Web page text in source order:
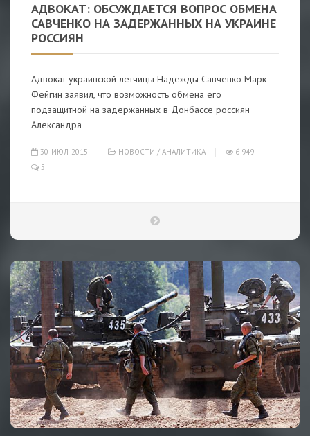
АДВОКАТ: ОБСУЖДАЕТСЯ ВОПРОС ОБМЕНА
САВЧЕНКО НА ЗАДЕРЖАННЫХ НА УКРАИНЕ
РОССИЯН
Адвокат украинской летчицы Надежды Савченко Марк
Фейгин заявил, что возможность обмена его
подзащитной на задержанных в Донбассе россиян
Александра
30-ИЮЛ-2015 НОВОСТИ / АНАЛИТИКА
6 949
5